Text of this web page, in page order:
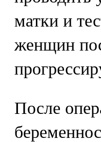
матки и
женщин
После